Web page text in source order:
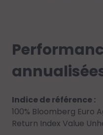
Indice de référence :
100% Bloomberg Euro
Return Index Value